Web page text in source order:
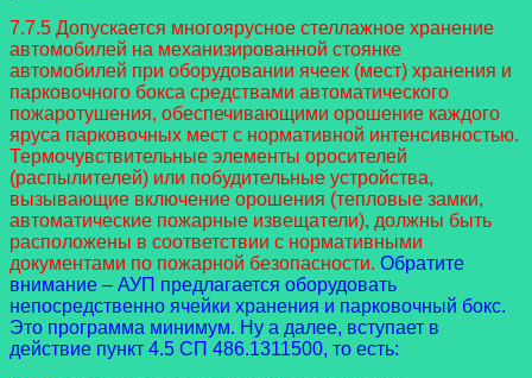
7.7.5 Допускается многоярусное стеллажное хранение
автомобилей на механизированной стоянке
автомобилей при оборудовании ячеек (мест) хранения и
парковочного бокса средствами автоматического
пожаротушения, обеспечивающими орошение каждого
яруса парковочных мест с нормативной интенсивностью.
Термочувствительные элементы оросителей
(распылителей) или побудительные устройства,
вызывающие включение орошения (тепловые замки,
автоматические пожарные извещатели), должны быть
расположены в соответствии с нормативными
документами по пожарной безопасности. Обратите
внимание – АУП предлагается оборудовать
непосредственно ячейки хранения и парковочный бокс.
Это программа минимум. Ну а далее, вступает в
действие пункт 4.5 СП 486.1311500, то есть: